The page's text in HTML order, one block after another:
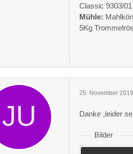
Classic 9303/
Mühle:
5Kg
25. November
Danke ,leider
Bilder